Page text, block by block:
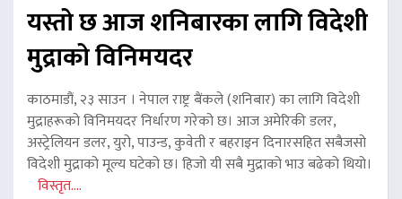
यस्तो छ आज शनिबारका लागि विदेशी
मुद्राको विनिमयदर
काठमाडौं, २३ साउन । नेपाल राष्ट्र बैंकले (शनिबार) का लागि विदेशी
मुद्राहरूको विनिमयदर निर्धारण गरेको छ। आज अमेरिकी डलर,
अस्ट्रेलियन डलर, युरो, पाउन्ड, कुवेती र बहराइन दिनारसहित सबैजसो
विदेशी मुद्राको मूल्य घटेको छ। हिजो यी सबै मुद्राको भाउ बढेको थियो।
विस्तृत....